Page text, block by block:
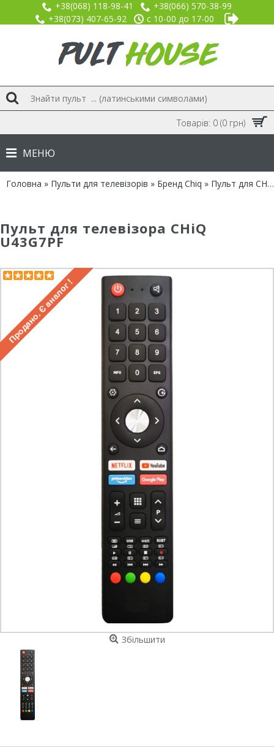
+38(068) 118-98-41
+38(066) 570-38-99
+38(073) 407-65-92
с 10-00 до 17-00
Товарів: 0 (0 грн)
МЕНЮ
Головна » Пульти для телевізорів » Бренд Chiq » Пульт для CHiQ U43G7PF
Пульт для телевізора CHiQ
U43G7PF
Збільшити